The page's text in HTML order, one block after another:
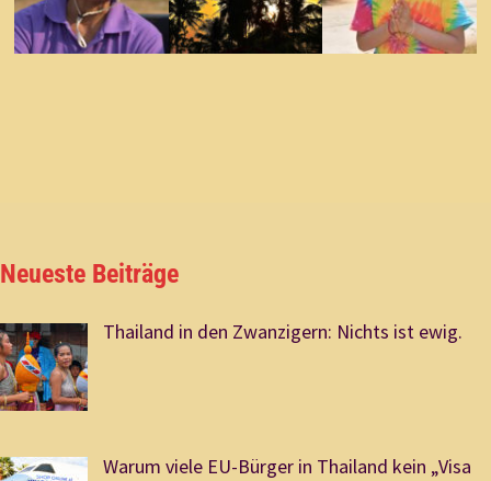
Neueste Beiträge
Thailand in den Zwanzigern: Nichts ist ewig.
Warum viele EU-Bürger in Thailand kein „Visa